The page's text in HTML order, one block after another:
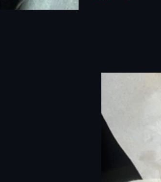
Il tatuaggio
diversi, dal
trova un
amano
senza